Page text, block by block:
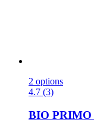
2 options
4.7 (3)
BIO PRIMO